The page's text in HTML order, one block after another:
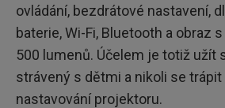
ovládání, bezdrátové nastavení,
baterie, Wi-Fi, Bluetooth a obraz
500 lumenů. Účelem je totiž užít
strávený s dětmi a nikoli se trápit
nastavování projektoru.